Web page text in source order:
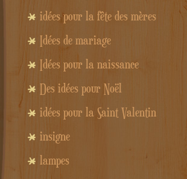
idées pour la fête des mères
Idées de mariage
Idées pour la naissance
Des idées pour Noël
idées pour la Saint Valentin
insigne
lampes